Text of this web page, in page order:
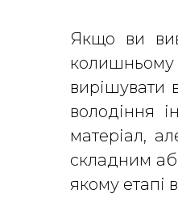
Якщо ви
колишньому
вирішувати
володіння
матеріал,
складним
якому етапі